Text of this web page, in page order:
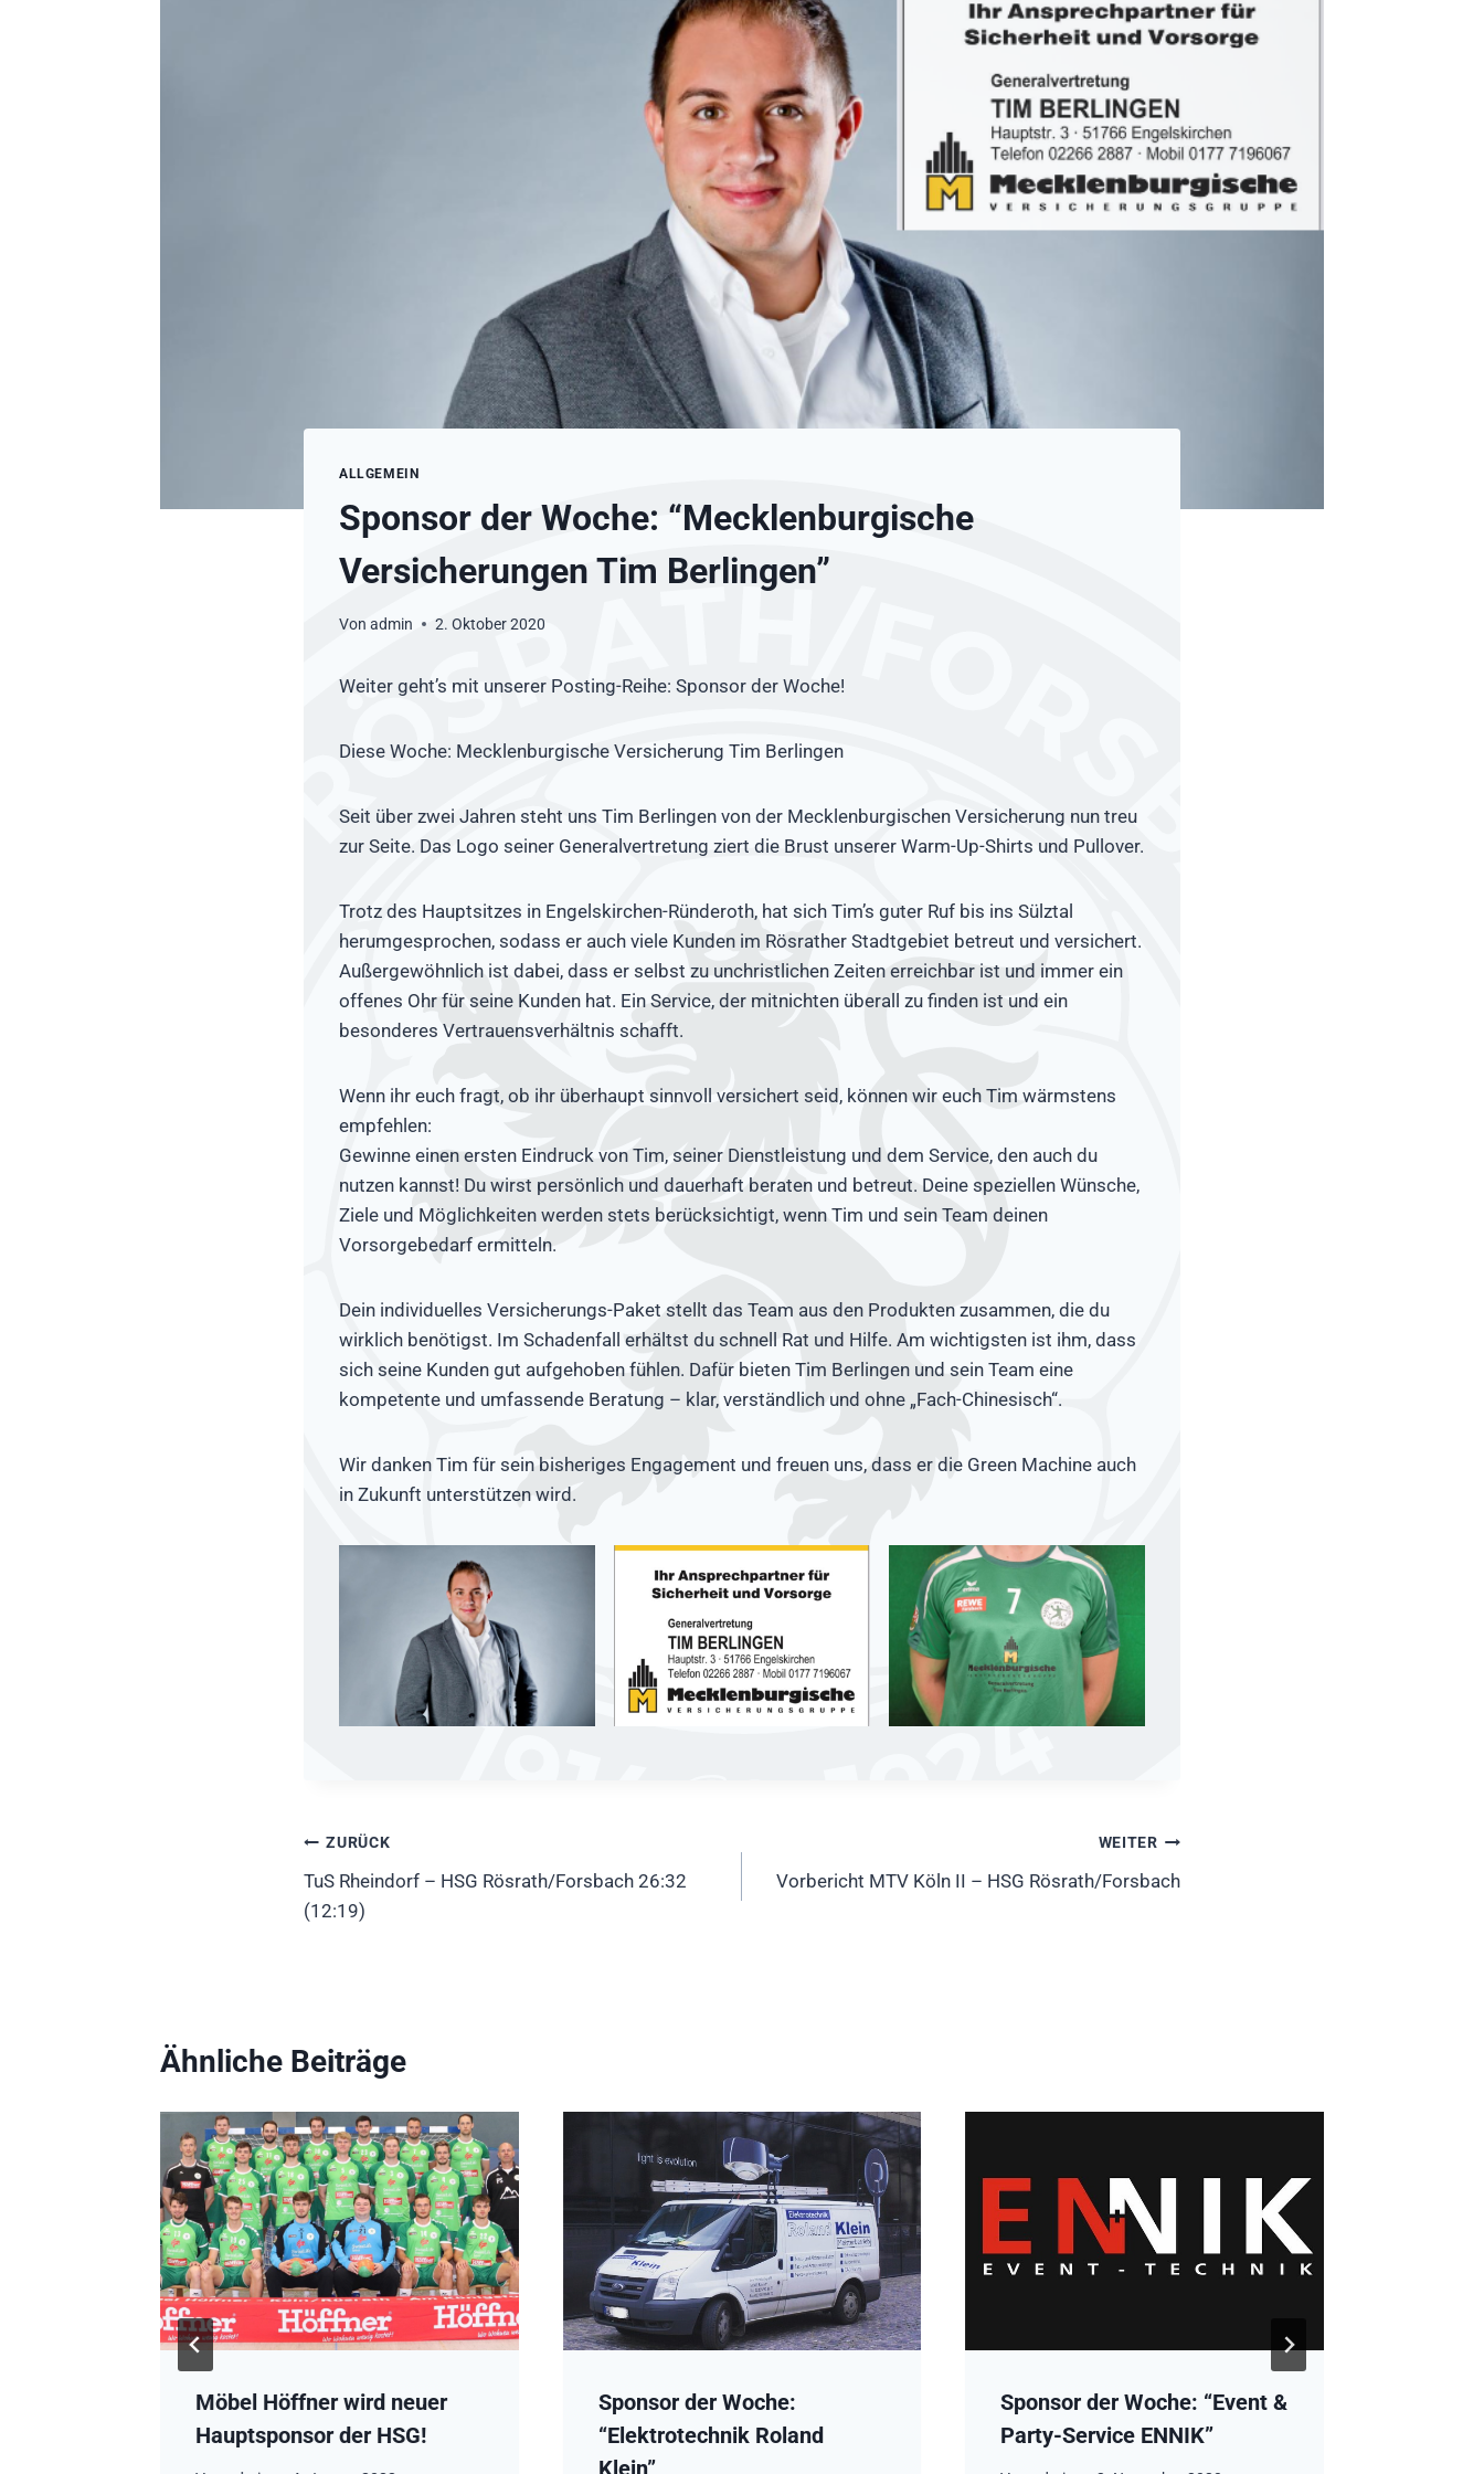
ALLGEMEIN
Sponsor der Woche: “Mecklenburgische
Versicherungen Tim Berlingen”
Von admin 2. Oktober 2020
Weiter geht’s mit unserer Posting-Reihe: Sponsor der Woche!
Diese Woche: Mecklenburgische Versicherung Tim Berlingen
Seit über zwei Jahren steht uns Tim Berlingen von der Mecklenburgischen Versicherung nun treu
zur Seite. Das Logo seiner Generalvertretung ziert die Brust unserer Warm-Up-Shirts und Pullover.
Trotz des Hauptsitzes in Engelskirchen-Ründeroth, hat sich Tim’s guter Ruf bis ins Sülztal
herumgesprochen, sodass er auch viele Kunden im Rösrather Stadtgebiet betreut und versichert.
Außergewöhnlich ist dabei, dass er selbst zu unchristlichen Zeiten erreichbar ist und immer ein
offenes Ohr für seine Kunden hat. Ein Service, der mitnichten überall zu finden ist und ein
besonderes Vertrauensverhältnis schafft.
Wenn ihr euch fragt, ob ihr überhaupt sinnvoll versichert seid, können wir euch Tim wärmstens
empfehlen:
Gewinne einen ersten Eindruck von Tim, seiner Dienstleistung und dem Service, den auch du
nutzen kannst! Du wirst persönlich und dauerhaft beraten und betreut. Deine speziellen Wünsche,
Ziele und Möglichkeiten werden stets berücksichtigt, wenn Tim und sein Team deinen
Vorsorgebedarf ermitteln.
Dein individuelles Versicherungs-Paket stellt das Team aus den Produkten zusammen, die du
wirklich benötigst. Im Schadenfall erhältst du schnell Rat und Hilfe. Am wichtigsten ist ihm, dass
sich seine Kunden gut aufgehoben fühlen. Dafür bieten Tim Berlingen und sein Team eine
kompetente und umfassende Beratung – klar, verständlich und ohne „Fach-Chinesisch“.
Wir danken Tim für sein bisheriges Engagement und freuen uns, dass er die Green Machine auch
in Zukunft unterstützen wird.
Beitragsnavigation
ZURÜCK
TuS Rheindorf – HSG Rösrath/Forsbach 26:32
(12:19)
WEITER
Vorbericht MTV Köln II – HSG Rösrath/Forsbach
Ähnliche Beiträge
Möbel Höffner wird neuer
Hauptsponsor der HSG!
Sponsor der Woche:
“Elektrotechnik Roland
Sponsor der Woche: “Event &
Party-Service ENNIK”